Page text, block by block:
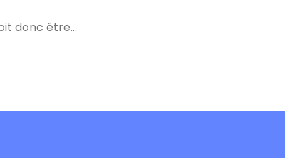
donc être…